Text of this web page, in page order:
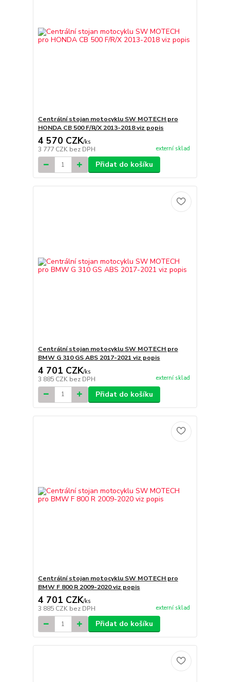
Centrální stojan motocyklu SW MOTECH pro
HONDA CB 500 F/R/X 2013-2018 viz popis
4 570 CZK/ks
3 777 CZK bez DPH externí sklad
Přidat do košíku
Centrální stojan motocyklu SW MOTECH pro
BMW G 310 GS ABS 2017-2021 viz popis
4 701 CZK/ks
3 885 CZK bez DPH externí sklad
Přidat do košíku
Centrální stojan motocyklu SW MOTECH pro
BMW F 800 R 2009-2020 viz popis
4 701 CZK/ks
3 885 CZK bez DPH externí sklad
Přidat do košíku